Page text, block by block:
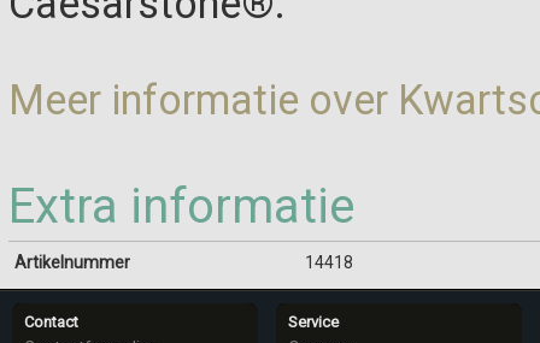
Meer informatie over
Extra informatie
Artikelnummer 14418
Contact Service